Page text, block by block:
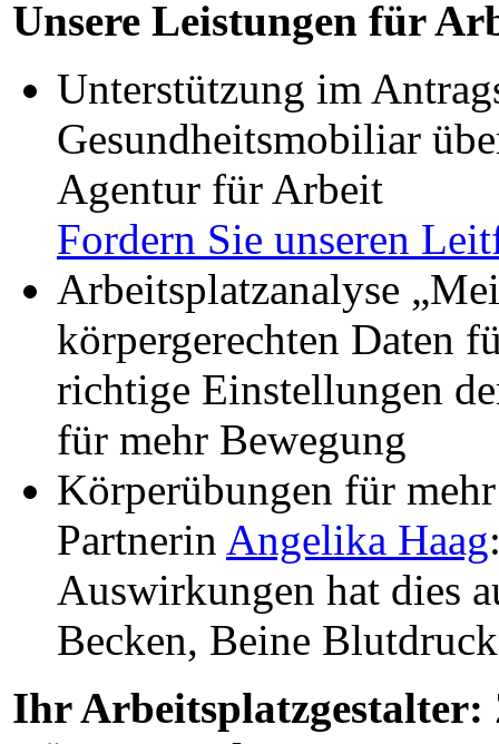
Unsere Leistungen für
Unterstützung im
Gesundheitsmobiliar
Agentur für Arbeit
Fordern Sie unseren
Arbeitsplatzanalyse
körpergerechten Daten
richtige Einstellungen
für mehr Bewegung
Körperübungen für
Partnerin Angelika Haag
Auswirkungen hat dies
Becken, Beine
Ihr